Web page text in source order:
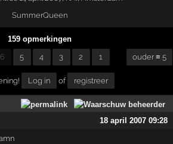
SummerQueen
159 opmerkingen
6 5 4 3 2 1 ouder ≡ 5
Log in of registreer
18 april 2007 09:28